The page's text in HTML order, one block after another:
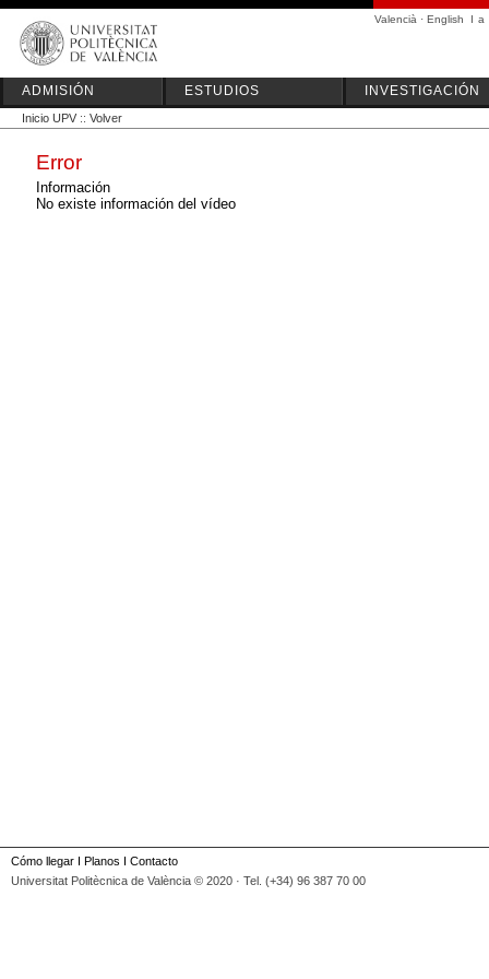
Valencià · English I a
ADMISIÓN ESTUDIOS INVESTIGACIÓN
Inicio UPV :: Volver
Error
Información
No existe información del vídeo
Cómo llegar I Planos I Contacto
Universitat Politècnica de València © 2020 · Tel. (+34) 96 387 70 00